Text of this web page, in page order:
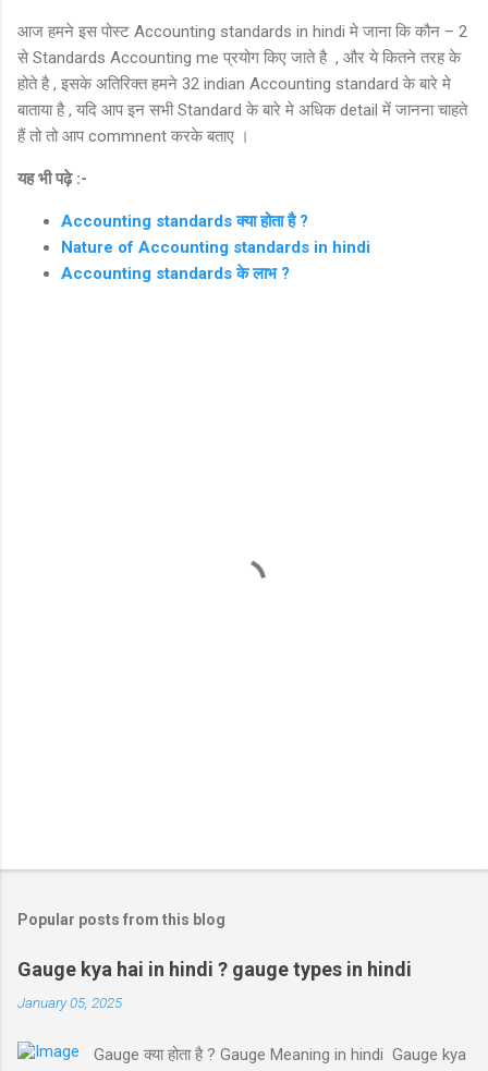
आज हमने इस पोस्ट Accounting standards in hindi मे जाना कि कौन – 2
से Standards Accounting me प्रयोग किए जाते है , और ये कितने तरह के
होते है , इसके अतिरिक्त हमने 32 indian Accounting standard के बारे मे
बाताया है , यदि आप इन सभी Standard के बारे मे अधिक detail में जानना चाहते
हैं तो तो आप commnent करके बताए ।
यह भी पढ़े :-
Accounting standards क्या होता है ?
Nature of Accounting standards in hindi
Accounting standards के लाभ ?
Popular posts from this blog
Gauge kya hai in hindi ? gauge types in hindi
January 05, 2025
Gauge क्या होता है ? Gauge Meaning in hindi Gauge kya